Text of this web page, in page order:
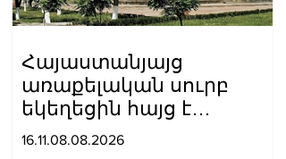
Հայաստանյայց
առաքելական սուրբ
եկեղեցին հայց է
ներկայացրել՝ ընդդեմ
16.11.08.08.2026